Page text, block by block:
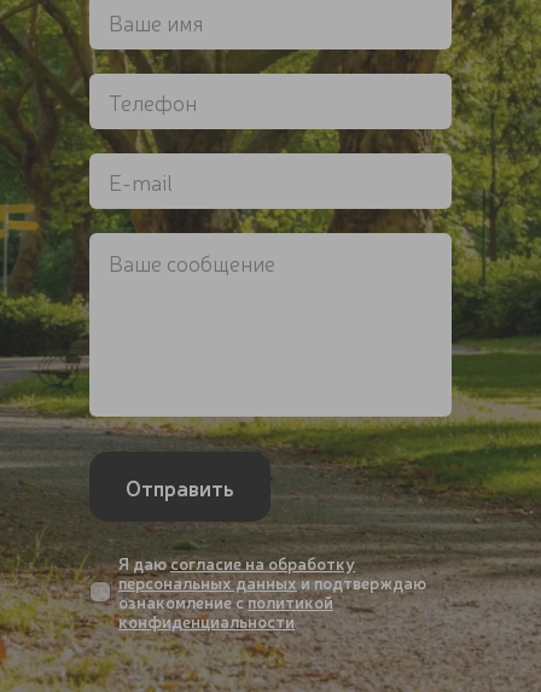
Отправить
Я даюсогласие на обработку
персональных данныхи подтверждаю
ознакомление сполитикой
конфиденциальности